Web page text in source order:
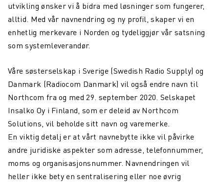
utvikling ønsker vi å bidra med løsninger som fungerer,
alltid. Med vår navnendring og ny profil, skaper vi en
enhetlig merkevare i Norden og tydeliggjør vår satsning
som systemleverandør.
Våre søsterselskap i Sverige (Swedish Radio Supply) og
Danmark (Radiocom Danmark) vil også endre navn til
Northcom fra og med 29. september 2020. Selskapet
Insalko Oy i Finland, som er deleid av Northcom
Solutions, vil beholde sitt navn og varemerke.
En viktig detalj er at vårt navnebytte ikke vil påvirke
andre juridiske aspekter som adresse, telefonnummer,
moms og organisasjonsnummer. Navnendringen vil
heller ikke bety en sentralisering eller noe øvrig